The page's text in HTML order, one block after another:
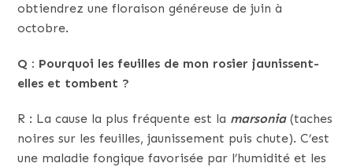
obtiendrez une floraison généreuse de juin à
octobre.
Q : Pourquoi les feuilles de mon rosier jaunissent-
elles et tombent ?
R : La cause la plus fréquente est la marsonia (taches
noires sur les feuilles, jaunissement puis chute). C’est
une maladie fongique favorisée par l’humidité et les